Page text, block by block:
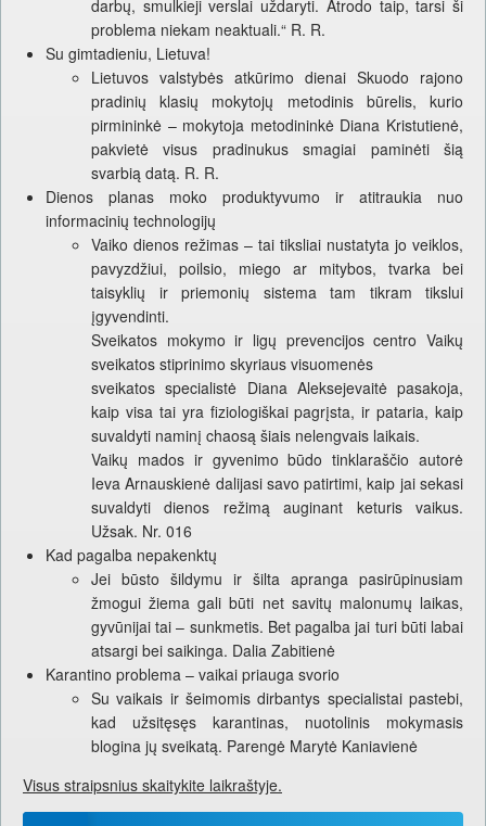
darbų, smulkieji verslai uždaryti. Atrodo taip, tarsi ši
problema niekam neaktuali.“ R. R.
Su gimtadieniu, Lietuva!
Lietuvos valstybės atkūrimo dienai Skuodo rajono
pradinių klasių mokytojų metodinis būrelis, kurio
pirmininkė – mokytoja metodininkė Diana Kristutienė,
pakvietė visus pradinukus smagiai paminėti šią
svarbią datą. R. R.
Dienos planas moko produktyvumo ir atitraukia nuo
informacinių technologijų
Vaiko dienos režimas – tai tiksliai nustatyta jo veiklos,
pavyzdžiui, poilsio, miego ar mitybos, tvarka bei
taisyklių ir priemonių sistema tam tikram tikslui
įgyvendinti.
Sveikatos mokymo ir ligų prevencijos centro Vaikų
sveikatos stiprinimo skyriaus visuomenės
sveikatos specialistė Diana Aleksejevaitė pasakoja,
kaip visa tai yra fiziologiškai pagrįsta, ir pataria, kaip
suvaldyti naminį chaosą šiais nelengvais laikais.
Vaikų mados ir gyvenimo būdo tinklaraščio autorė
Ieva Arnauskienė dalijasi savo patirtimi, kaip jai sekasi
suvaldyti dienos režimą auginant keturis vaikus.
Užsak. Nr. 016
Kad pagalba nepakenktų
Jei būsto šildymu ir šilta apranga pasirūpinusiam
žmogui žiema gali būti net savitų malonumų laikas,
gyvūnijai tai – sunkmetis. Bet pagalba jai turi būti labai
atsargi bei saikinga. Dalia Zabitienė
Karantino problema – vaikai priauga svorio
Su vaikais ir šeimomis dirbantys specialistai pastebi,
kad užsitęsęs karantinas, nuotolinis mokymasis
blogina jų sveikatą. Parengė Marytė Kaniavienė
Visus straipsnius skaitykite laikraštyje.